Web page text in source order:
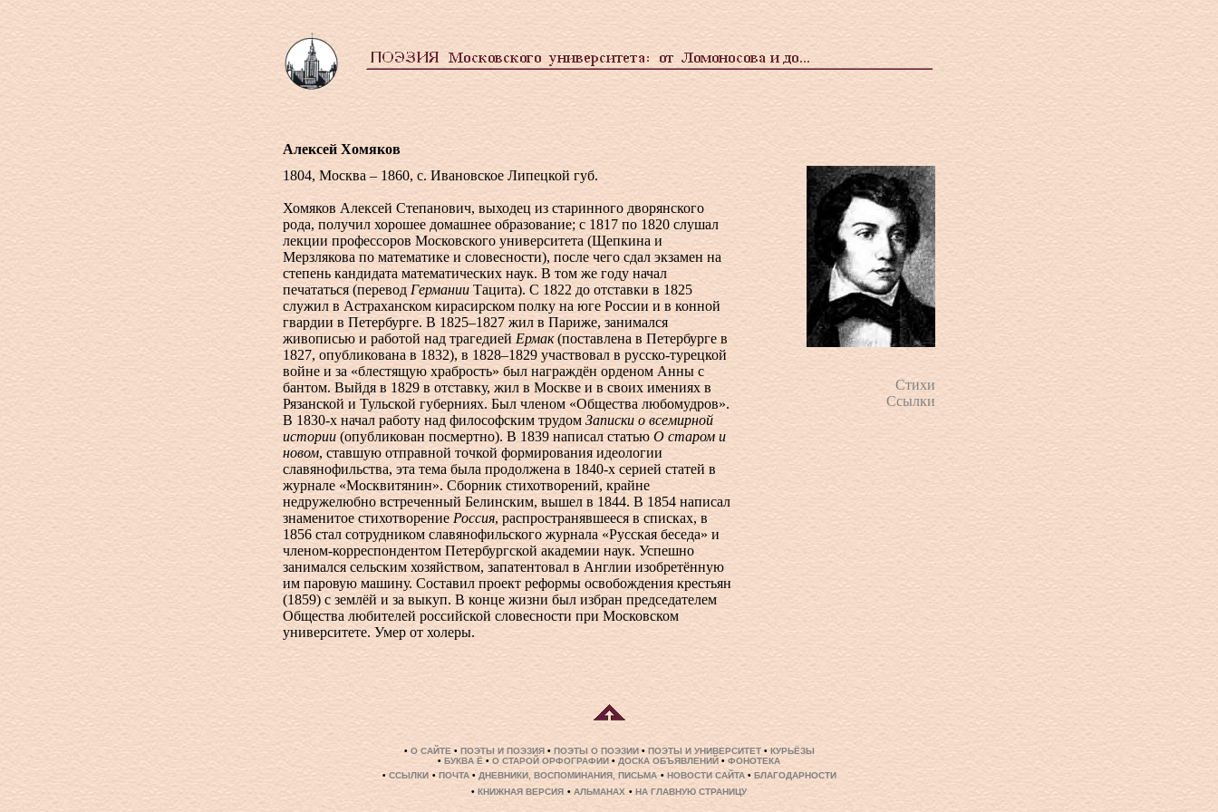
Алексей Хомяков
1804, Москва – 1860, с. Ивановское Липецкой губ.
Хомяков Алексей Степанович, выходец из старинного дворянского
рода, получил хорошее домашнее образование; с 1817 по 1820 слушал
лекции профессоров Московского университета (Щепкина и
Мерзлякова по математике и словесности), после чего сдал экзамен на
степень кандидата математических наук. В том же году начал
печататься (перевод Германии Тацита). С 1822 до отставки в 1825
служил в Астраханском кирасирском полку на юге России и в конной
гвардии в Петербурге. В 1825–1827 жил в Париже, занимался
живописью и работой над трагедией Ермак(поставлена в Петербурге в
1827, опубликована в 1832), в 1828–1829 участвовал в русско-турецкой
войне и за «блестящую храбрость» был награждён орденом Анны с
бантом. Выйдя в 1829 в отставку, жил в Москве и в своих имениях в
Рязанской и Тульской губерниях. Был членом «Общества любомудров».
В 1830-х начал работу над философским трудом Записки о всемирной
истории (опубликован посмертно). В 1839 написал статью О старом и
новом, ставшую отправной точкой формирования идеологии
славянофильства, эта тема была продолжена в 1840-х серией статей в
журнале «Москвитянин». Сборник стихотворений, крайне
недружелюбно встреченный Белинским, вышел в 1844. В 1854 написал
знаменитое стихотворение Россия, распространявшееся в списках, в
1856 стал сотрудником славянофильского журнала «Русская беседа» и
членом-корреспондентом Петербургской академии наук. Успешно
занимался сельским хозяйством, запатентовал в Англии изобретённую
им паровую машину. Составил проект реформы освобождения крестьян
(1859) с землёй и за выкуп. В конце жизни был избран председателем
Общества любителей российской словесности при Московском
университете. Умер от холеры.
Стихи
Ссылки